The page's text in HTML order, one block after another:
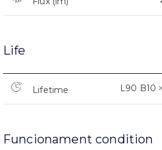
Life
Lifetime L90 B10
Funcionament condition